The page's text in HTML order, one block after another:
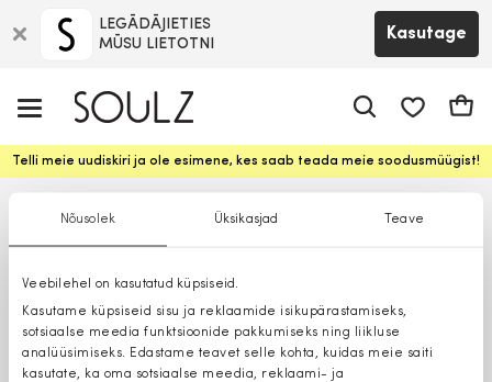
Nõusolek Üksikasjad Teave
Veebilehel on kasutatud küpsiseid.
Kasutame küpsiseid sisu ja reklaamide isikupärastamiseks,
sotsiaalse meedia funktsioonide pakkumiseks ning liikluse
analüüsimiseks. Edastame teavet selle kohta, kuidas meie saiti
kasutate, ka oma sotsiaalse meedia, reklaami- ja
LEGĀDĀJIETIES
MŪSU LIETOTNI
Kasutage
Telli meie uudiskiri ja ole esimene, kes saab teada meie soodusmüügist!